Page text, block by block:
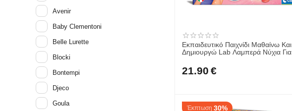
Εκπαιδευτικό Παιχνίδι Μαθαίνω Και
Δημιουργώ Lab Λαμπερά Νύχια Για 8+
21.90 €
Έκπτωση 30%
Avenir
Baby Clementoni
Belle Lurette
Blocki
Bontempi
Djeco
Goula